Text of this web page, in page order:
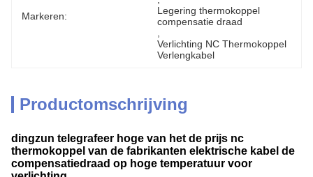
Markeren:
Legering thermokoppel
compensatie draad
Verlichting NC Thermokoppel
Verlengkabel
Productomschrijving
dingzun telegrafeer hoge van het de prijs nc
thermokoppel van de fabrikanten elektrische kabel de
compensatiedraad op hoge temperatuur voor